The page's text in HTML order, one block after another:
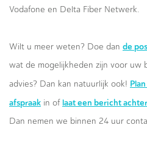
Vodafone en Delta Fiber Netwerk.
Wilt u meer weten? Doe dan de
wat de mogelijkheden zijn voor uw
advies? Dan kan natuurlijk ook!
afspraak in of laat een bericht
Dan nemen we binnen 24 uur